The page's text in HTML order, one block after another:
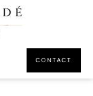
CONTACT